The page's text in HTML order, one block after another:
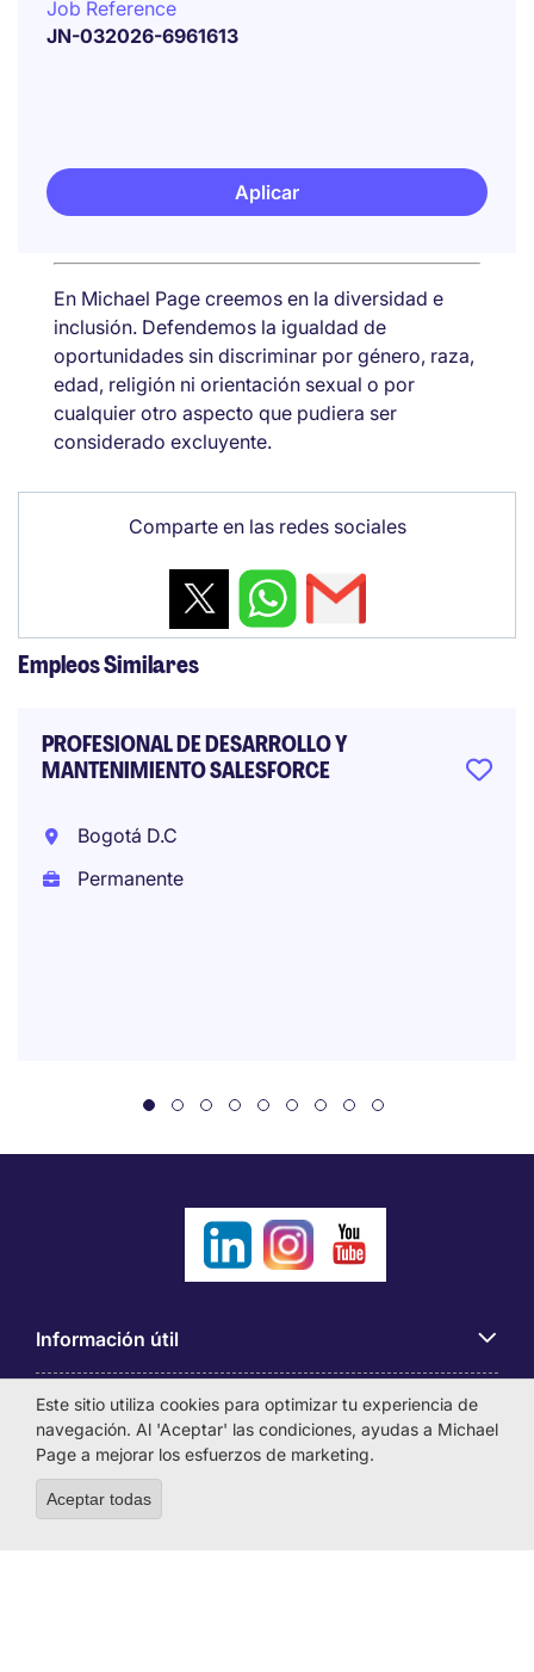
Job Reference
JN-032026-6961613
Aplicar
En Michael Page creemos en la diversidad e
inclusión. Defendemos la igualdad de
oportunidades sin discriminar por género, raza,
edad, religión ni orientación sexual o por
cualquier otro aspecto que pudiera ser
considerado excluyente.
Comparte en las redes sociales
Empleos Similares
PROFESIONAL DE DESARROLLO Y
MANTENIMIENTO SALESFORCE
Bogotá D.C
Permanente
Información útil
Búsqueda de empleo
Empresas
Este sitio utiliza cookies para optimizar tu experiencia de
navegación. Al 'Aceptar' las condiciones, ayudas a Michael
Page a mejorar los esfuerzos de marketing.
Aceptar todas